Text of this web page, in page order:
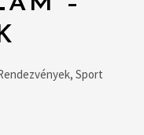
, Sport